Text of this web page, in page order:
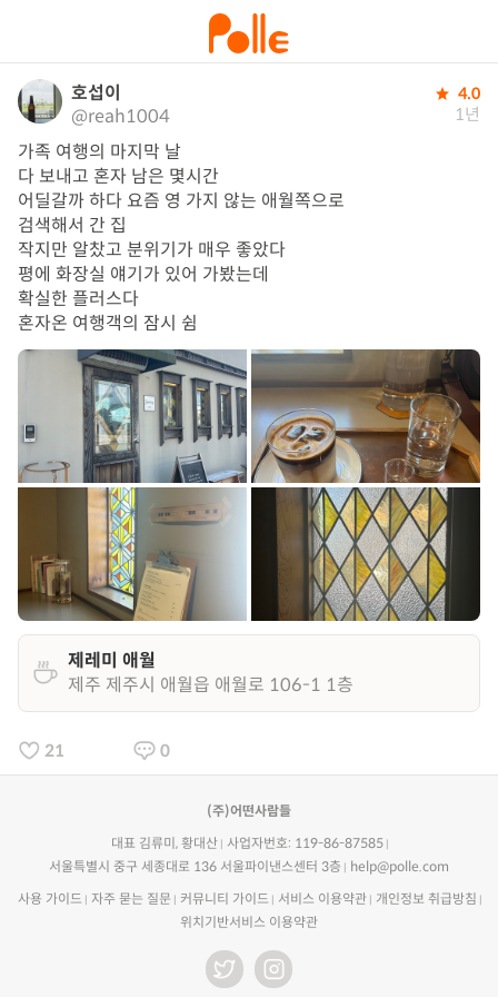
호섭이
@reah1004
4.0
1년
가족 여행의 마지막 날
다 보내고 혼자 남은 몇시간
어딜갈까 하다 요즘 영 가지 않는 애월쪽으로
검색해서 간 집
작지만 알찼고 분위기가 매우 좋았다
평에 화장실 얘기가 있어 가봤는데
확실한 플러스다
혼자온 여행객의 잠시 쉼
제레미 애월
제주 제주시 애월읍 애월로 106-1 1층
21 0
(주)어떤사람들
대표 김류미, 황대산
사업자번호: 119-86-87585
서울특별시 중구 세종대로 136 서울파이낸스센터 3층
help@polle.com
사용 가이드 자주 묻는 질문 커뮤니티 가이드 서비스 이용약관
개인정보 취급방침
위치기반서비스 이용약관